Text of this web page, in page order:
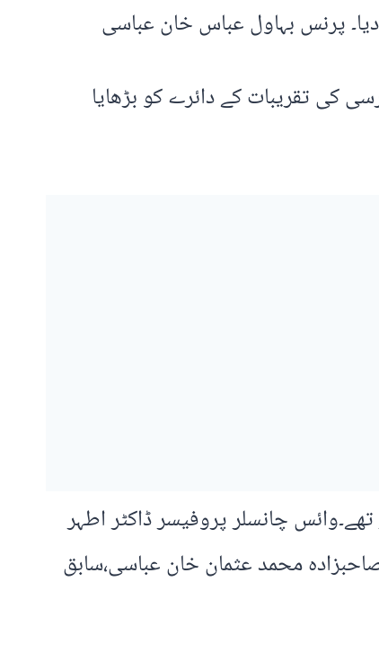
پرنس بہاول عباس خان عباسی
کی تقریبات کے دائرے کو بڑھایا
چانسلر پروفیسر ڈاکٹر اطہر
محمد عثمان خان عباسی،سابق